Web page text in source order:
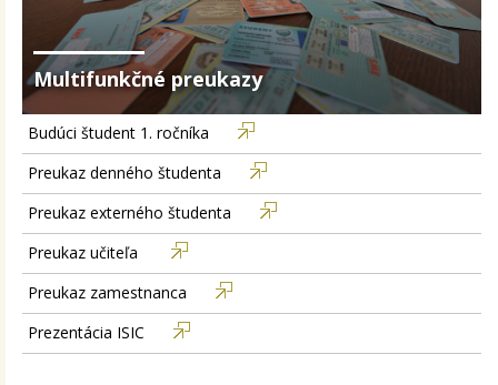
Multifunkčné preukazy
Budúci študent 1. ročníka
Preukaz denného študenta
Preukaz externého študenta
Preukaz učiteľa
Preukaz zamestnanca
Prezentácia ISIC